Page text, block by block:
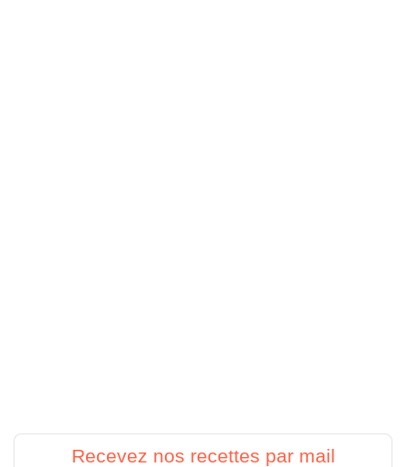
Recevez nos recettes par mail